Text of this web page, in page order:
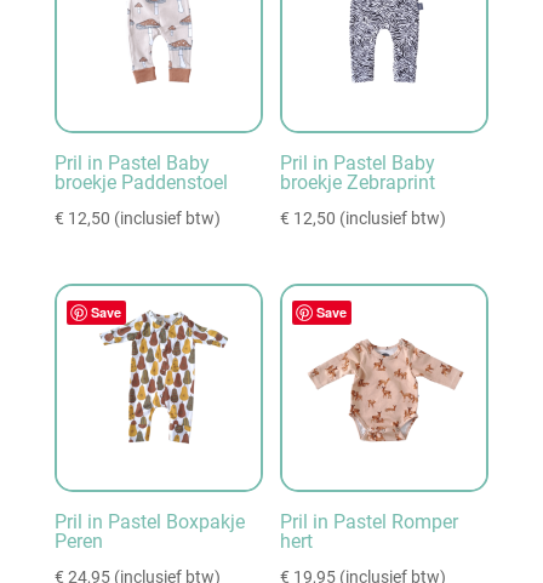
Pril in Pastel Baby
broekje Paddenstoel
€ 12,50 (inclusief btw)
Pril in Pastel Baby
broekje Zebraprint
€ 12,50 (inclusief btw)
Save
Pril in Pastel Boxpakje
Peren
€ 24,95 (inclusief btw)
Save
Pril in Pastel Romper
hert
€ 19,95 (inclusief btw)